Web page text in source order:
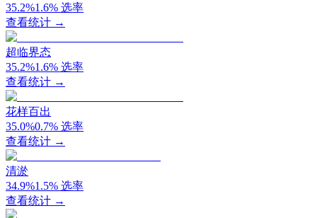
35.2%1.6% 选率
查看统计 →
超临界态
35.2%1.6% 选率
查看统计 →
花样百出
35.0%0.7% 选率
查看统计 →
清淤
34.9%1.5% 选率
查看统计 →